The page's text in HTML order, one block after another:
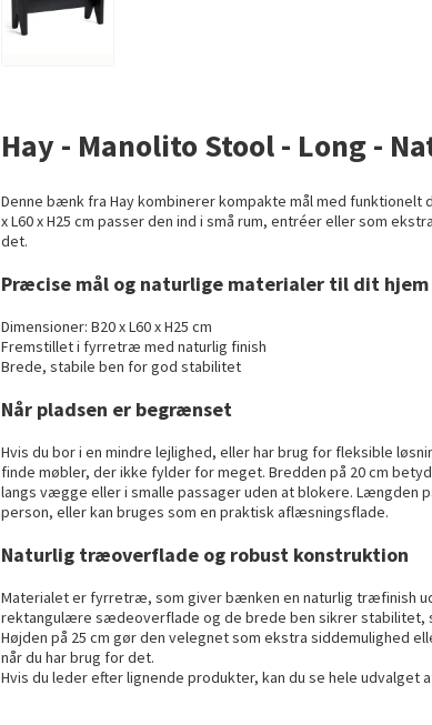
Hay - Manolito Stool - Long -
Denne bænk fra Hay kombinerer kompakte mål med funktionelt
x L60 x H25 cm passer den ind i små rum, entréer eller som
det.
Præcise mål og naturlige materialer til dit hjem
Dimensioner: B20 x L60 x H25 cm
Fremstillet i fyrretræ med naturlig finish
Brede, stabile ben for god stabilitet
Når pladsen er begrænset
Hvis du bor i en mindre lejlighed, eller har brug for fleksible
finde møbler, der ikke fylder for meget. Bredden på 20 cm
langs vægge eller i smalle passager uden at blokere. Længden
person, eller kan bruges som en praktisk aflæsningsflade.
Naturlig træoverflade og robust konstruktion
Materialet er fyrretræ, som giver bænken en naturlig træfinish
rektangulære sædeoverflade og de brede ben sikrer stabilitet,
Højden på 25 cm gør den velegnet som ekstra siddemulighed
når du har brug for det.
Hvis du leder efter lignende produkter, kan du se hele udvalget